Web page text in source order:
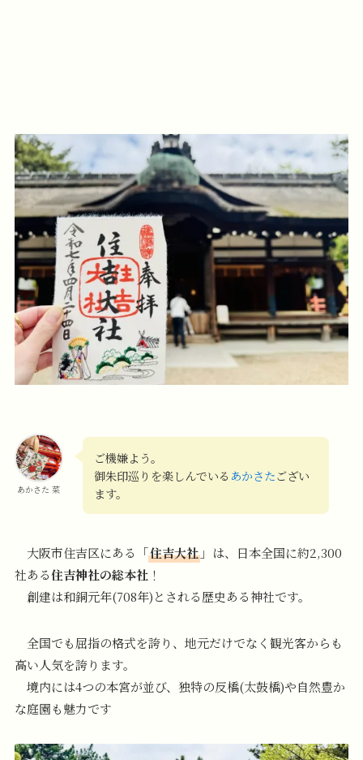
あかさた 菜
ご機嫌よう。
御朱印巡りを楽しんでいる あかさたござい
ます。
大阪市住吉区にある「住吉大社」は、日本全国に約2,300
社ある住吉神社の総本社！
創建は和銅元年(708年)とされる歴史ある神社です。
全国でも屈指の格式を誇り、地元だけでなく観光客からも
高い人気を誇ります。
境内には4つの本宮が並び、独特の反橋(太鼓橋)や自然豊か
な庭園も魅力です